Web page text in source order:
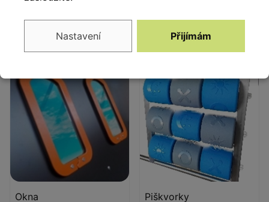
Okna Piškvorky
Nastavení Přijímám